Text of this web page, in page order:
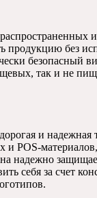
продукцию без
безопасный
так и не
и надежная
и POS-
надежно
себя за счет